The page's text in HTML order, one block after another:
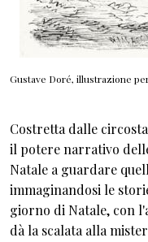
Gustave Doré, illustrazione
Costretta dalle
il potere narrativo
Natale a guardare
immaginandosi le
giorno di Natale, con
dà la scalata alla